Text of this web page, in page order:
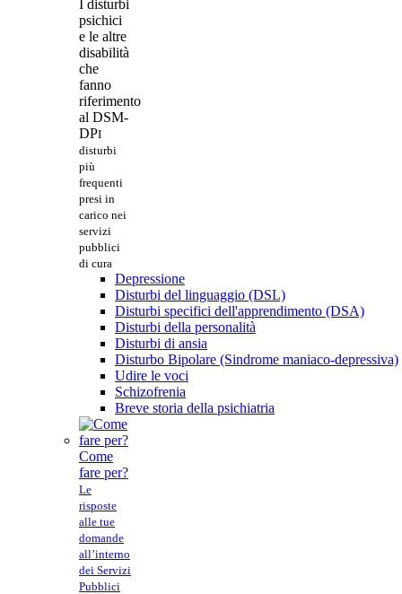
I disturbi
psichici
e le altre
disabilità
che
fanno
riferimento
al DSM-
DPI
disturbi
più
frequenti
presi in
carico nei
servizi
pubblici
di cura
Depressione
Disturbi del linguaggio (DSL)
Disturbi specifici dell'apprendimento (DSA)
Disturbi della personalità
Disturbi di ansia
Disturbo Bipolare (Sindrome maniaco-depressiva)
Udire le voci
Schizofrenia
Breve storia della psichiatria
Come
fare per?
Le
risposte
alle tue
domande
all’interno
dei Servizi
Pubblici